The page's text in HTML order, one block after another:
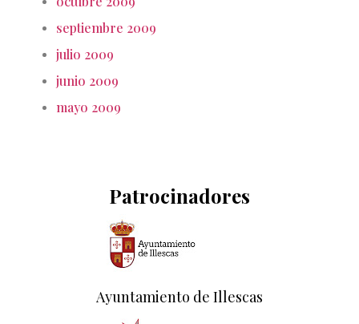
septiembre 2009
julio 2009
junio 2009
mayo 2009
Patrocinadores
Ayuntamiento de Illescas